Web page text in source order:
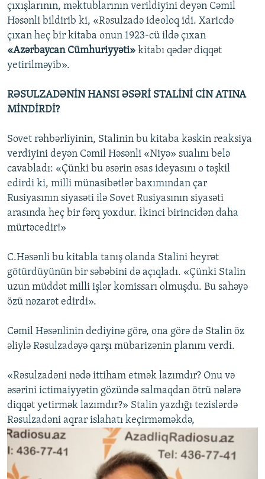
çıxışlarının, məktublarının verildiyini deyən Cəmil
Həsənli bildirib ki, «Rəsulzadə ideoloq idi. Xaricdə
çıxan heç bir kitaba onun 1923-cü ildə çıxan
«Azərbaycan Cümhuriyyəti» kitabı qədər diqqət
yetirilməyib».
RƏSULZADƏNİN HANSI ƏSƏRİ STALİNİ CİN ATINA
MİNDİRDİ?
Sovet rəhbərliyinin, Stalinin bu kitaba kəskin reaksiya
verdiyini deyən Cəmil Həsənli «Niyə» sualını belə
cavabladı: «Çünki bu əsərin əsas ideyasını o təşkil
edirdi ki, milli münasibətlər baxımından çar
Rusiyasının siyasəti ilə Sovet Rusiyasının siyasəti
arasında heç bir fərq yoxdur. İkinci birincidən daha
mürtəcedir!»
C.Həsənli bu kitabla tanış olanda Stalini heyrət
götürdüyünün bir səbəbini də açıqladı. «Çünki Stalin
uzun müddət milli işlər komissarı olmuşdu. Bu sahəyə
özü nəzarət edirdi».
Cəmil Həsənlinin dediyinə görə, ona görə də Stalin öz
əliylə Rəsulzadəyə qarşı mübarizənin planını verdi.
«Rəsulzadəni nədə ittiham etmək lazımdır? Onu və
əsərini ictimaiyyətin gözündə salmaqdan ötrü nələrə
diqqət yetirmək lazımdır?» Stalin yazdığı tezislərdə
Rəsulzadəni aqrar islahatı keçirməməkdə,